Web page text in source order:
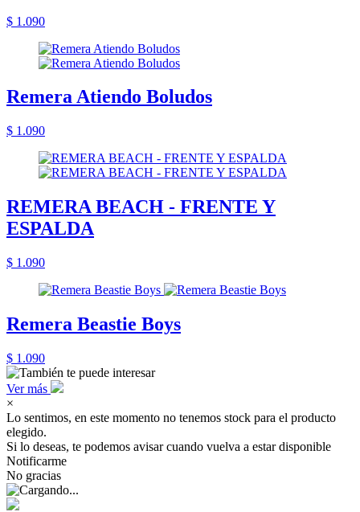
$ 1.090
Remera Atiendo Boludos
$ 1.090
REMERA BEACH - FRENTE Y
ESPALDA
$ 1.090
Remera Beastie Boys
$ 1.090
Ver más
×
Lo sentimos, en este momento no tenemos stock para el producto
elegido.
Si lo deseas, te podemos avisar cuando vuelva a estar disponible
Notificarme
No gracias